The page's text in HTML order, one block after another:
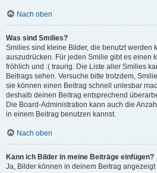
Nach oben
Was sind Smilies?
Smilies sind kleine Bilder, die benutzt werden
auszudrücken. Für jeden Smilie gibt es einen
fröhlich und :( traurig. Die Liste aller Smilies
Beitrags sehen. Versuche bitte trotzdem,
sie können einen Beitrag schnell unlesbar
deshalb deinen Beitrag entsprechend
Die Board-Administration kann auch die
in einem Beitrag benutzen kannst.
Nach oben
Kann ich Bilder in meine Beiträge einfügen?
Ja, Bilder können in deinem Beitrag